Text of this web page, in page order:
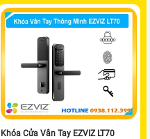
Khóa Cửa Vân Tay EZVIZ LT70